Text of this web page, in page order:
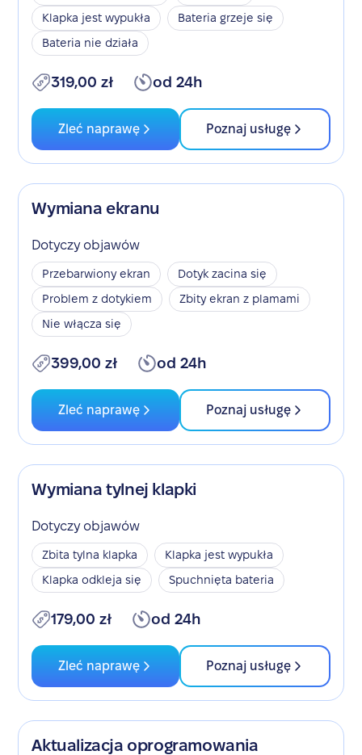
Klapka jest wypukła
Bateria grzeje się
Bateria nie działa
319,00 zł od 24h
Zleć naprawę Poznaj usługę
Wymiana ekranu
Dotyczy objawów
Przebarwiony ekran
Dotyk zacina się
Problem z dotykiem
Zbity ekran z plamami
Nie włącza się
399,00 zł od 24h
Zleć naprawę Poznaj usługę
Wymiana tylnej klapki
Dotyczy objawów
Zbita tylna klapka
Klapka jest wypukła
Klapka odkleja się
Spuchnięta bateria
179,00 zł od 24h
Zleć naprawę Poznaj usługę
Aktualizacja oprogramowania